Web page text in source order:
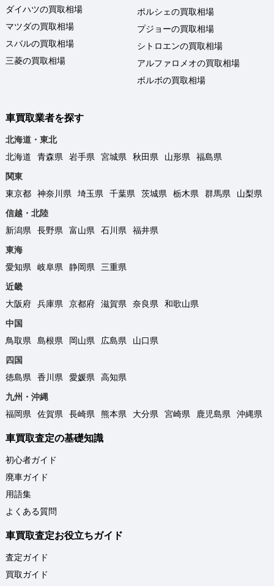
ダイハツの買取相場
マツダの買取相場
スバルの買取相場
三菱の買取相場
ポルシェの買取相場
プジョーの買取相場
シトロエンの買取相場
アルファロメオの買取相場
ボルボの買取相場
車買取業者を探す
北海道・東北
北海道
青森県 岩手県 宮城県 秋田県 山形県
福島県
関東
東京都
神奈川県 埼玉県 千葉県 茨城県 栃木県 群馬県
山梨県
信越・北陸
新潟県
長野県 富山県 石川県
福井県
東海
愛知県
岐阜県 静岡県
三重県
近畿
大阪府
兵庫県 京都府 滋賀県 奈良県
和歌山県
中国
鳥取県
島根県 岡山県 広島県
山口県
四国
徳島県
香川県 愛媛県
高知県
九州・沖縄
福岡県
佐賀県 長崎県 熊本県 大分県 宮崎県 鹿児島県 沖縄県
車買取査定の基礎知識
初心者ガイド
廃車ガイド
用語集
よくある質問
車買取査定お役立ちガイド
査定ガイド
買取ガイド